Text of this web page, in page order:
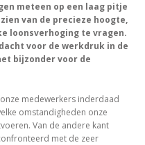
meteen op een laag pitje
van de precieze hoogte,
loonsverhoging te vragen.
voor de werkdruk in de
bijzonder voor de
medewerkers inderdaad
omstandigheden onze
Van de andere kant
met de zeer